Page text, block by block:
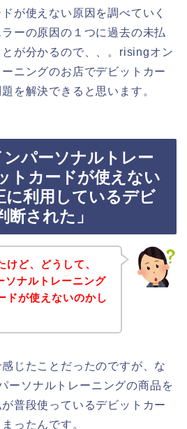
が使えない原因を調べていく
ーの原因の１つに過去の未払
が分かるので、、。risingオン
ニングのお店でデビットカー
を解決できると思います。
パーソナルトレー
トカードが使えない
に利用しているデビ
断された」
ど、どうして、
ナルトレーニング
ドが使えないのかし
じたことだったのですが、な
ーソナルトレーニングの商品を
普段使っているデビットカー
ったんです。